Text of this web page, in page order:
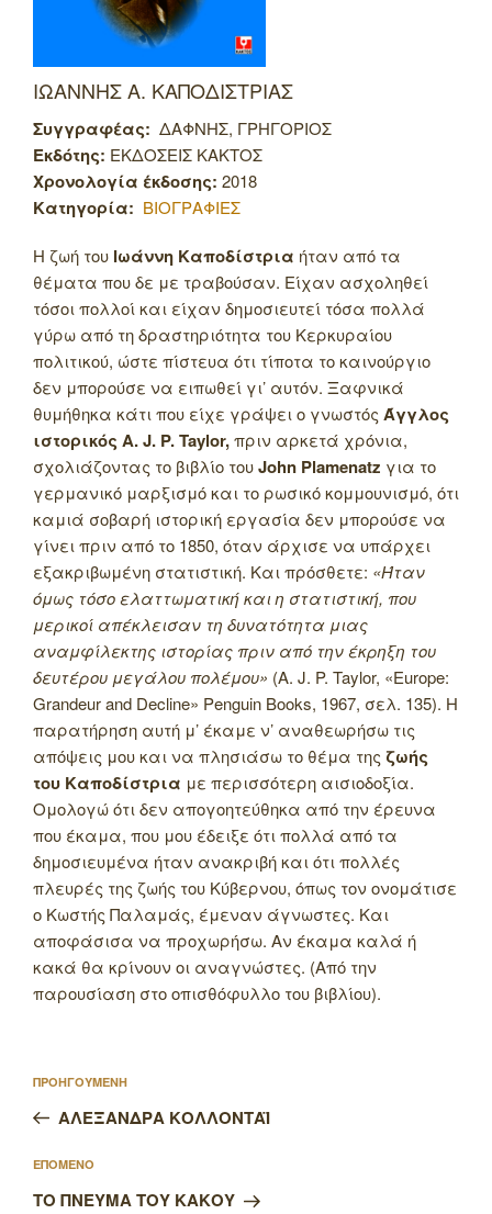
ΙΩΑΝΝΗΣ Α. ΚΑΠΟΔΙΣΤΡΙΑΣ
Συγγραφέας: ΔΑΦΝΗΣ, ΓΡΗΓΟΡΙΟΣ
Εκδότης: ΕΚΔΟΣΕΙΣ ΚΑΚΤΟΣ
Χρονολογία έκδοσης: 2018
Κατηγορία: ΒΙΟΓΡΑΦΙΕΣ
Η ζωή του Ιωάννη Καποδίστρια ήταν από τα
θέματα που δε με τραβούσαν. Είχαν ασχοληθεί
τόσοι πολλοί και είχαν δημοσιευτεί τόσα πολλά
γύρω από τη δραστηριότητα του Κερκυραίου
πολιτικού, ώστε πίστευα ότι τίποτα το καινούργιο
δεν μπορούσε να ειπωθεί γι’ αυτόν. Ξαφνικά
θυμήθηκα κάτι που είχε γράψει ο γνωστός Άγγλος
ιστορικός A. J. P. Taylor,πριν αρκετά χρόνια,
σχολιάζοντας το βιβλίο τουJohn Plamenatz για το
γερμανικό μαρξισμό και το ρωσικό κομμουνισμό, ότι
καμιά σοβαρή ιστορική εργασία δεν μπορούσε να
γίνει πριν από το 1850, όταν άρχισε να υπάρχει
εξακριβωμένη στατιστική. Και πρόσθετε: «Ήταν
όμως τόσο ελαττωματική και η στατιστική, που
μερικοί απέκλεισαν τη δυνατότητα μιας
αναμφίλεκτης ιστορίας πριν από την έκρηξη του
δευτέρου μεγάλου πολέμου» (A. J. P. Taylor, «Europe:
Grandeur and Decline» Penguin Books, 1967, σελ. 135). Η
παρατήρηση αυτή μ’ έκαμε ν’ αναθεωρήσω τις
απόψεις μου και να πλησιάσω το θέμα της ζωής
του Καποδίστρια με περισσότερη αισιοδοξία.
Ομολογώ ότι δεν απογοητεύθηκα από την έρευνα
που έκαμα, που μου έδειξε ότι πολλά από τα
δημοσιευμένα ήταν ανακριβή και ότι πολλές
πλευρές της ζωής του Κύβερνου, όπως τον ονομάτισε
ο Κωστής Παλαμάς, έμεναν άγνωστες. Και
αποφάσισα να προχωρήσω. Αν έκαμα καλά ή
κακά θα κρίνουν οι αναγνώστες. (Από την
παρουσίαση στο οπισθόφυλλο του βιβλίου).
άρθρων
Προηγούμενο
άρθρο
ΠΡΟΗΓΟΥΜΕΝΗ
ΑΛΕΞΑΝΔΡΑ ΚΟΛΛΟΝΤΑΪ
Επόμενο
άρθρο
ΕΠΟΜΕΝΟ
ΤΟ ΠΝΕΥΜΑ ΤΟΥ ΚΑΚΟΥ